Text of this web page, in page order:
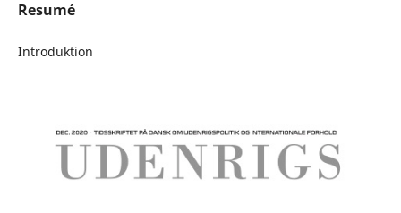
Resumé
Introduktion